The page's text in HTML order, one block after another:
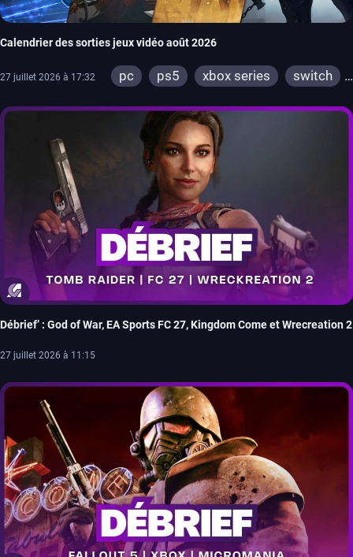
Calendrier des sorties jeux vidéo août 2026
27 juillet 2026 à 17:32 pc ps5 xbox series
switch
Débrief’ : God of War, EA Sports FC 27, Kingdom Come et Wrecreation 2
27 juillet 2026 à 11:15